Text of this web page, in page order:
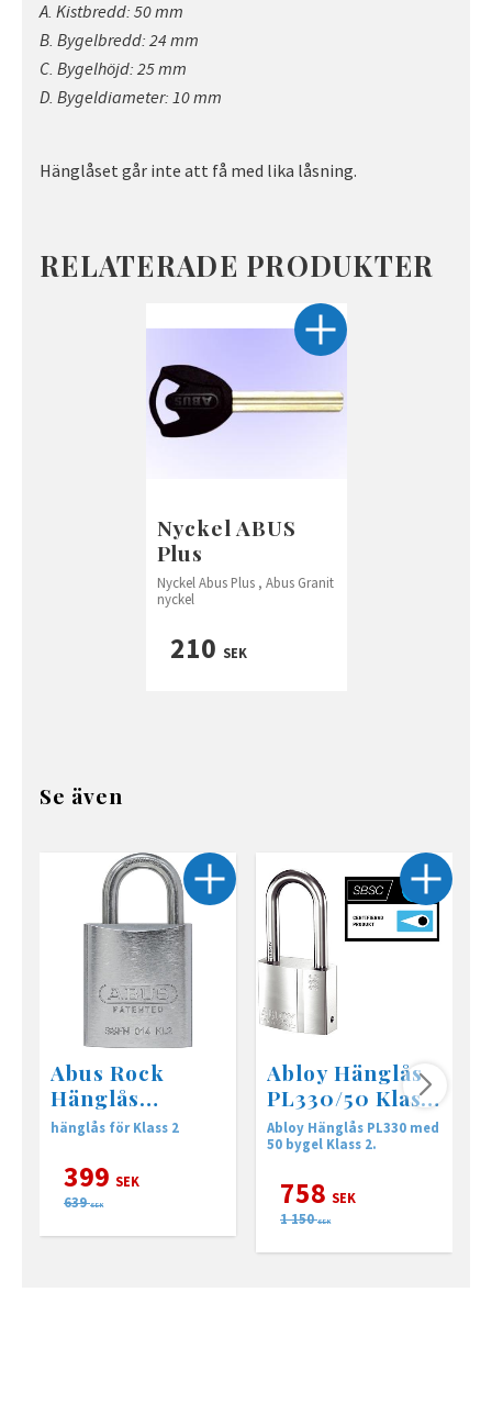
A. Kistbredd: 50 mm
B. Bygelbredd: 24 mm
C. Bygelhöjd: 25 mm
D. Bygeldiameter: 10 mm
Hänglåset går inte att få med lika låsning.
RELATERADE PRODUKTER
Nyckel ABUS
Plus
Nyckel Abus Plus , Abus Granit
nyckel
210 SEK
Se även
Abus Rock
Hänglås
83TI/IB50 •
hänglås för Klass 2
399 SEK
639 SEK
Abloy Hänglås
PL330/50 Klass
2
Abloy Hänglås PL330 med
50 bygel Klass 2.
758 SEK
1 150 SEK